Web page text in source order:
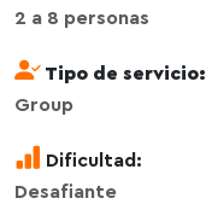
2 a 8 personas
Tipo de servicio:
Group
Dificultad:
Desafiante